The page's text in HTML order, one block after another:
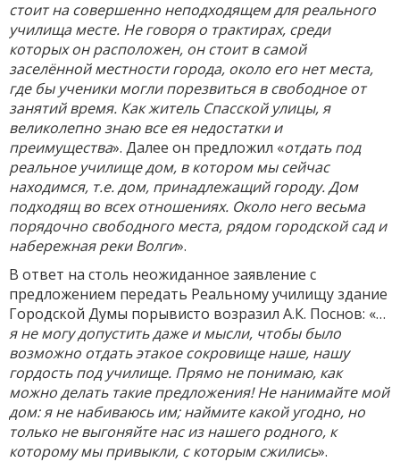
стоит на совершенно неподходящем для реального
училища месте. Не говоря о трактирах, среди
которых он расположен, он стоит в самой
заселённой местности города, около его нет места,
где бы ученики могли порезвиться в свободное от
занятий время. Как житель Спасской улицы, я
великолепно знаю все ея недостатки и
преимущества». Далее он предложил «отдать под
реальное училище дом, в котором мы сейчас
находимся, т.е. дом, принадлежащий городу. Дом
подходящ во всех отношениях. Около него весьма
порядочно свободного места, рядом городской сад и
набережная реки Волги».
В ответ на столь неожиданное заявление с
предложением передать Реальному училищу здание
Городской Думы порывисто возразил А.К. Поснов: «…
я не могу допустить даже и мысли, чтобы было
возможно отдать этакое сокровище наше, нашу
гордость под училище. Прямо не понимаю, как
можно делать такие предложения! Не нанимайте мой
дом: я не набиваюсь им; наймите какой угодно, но
только не выгоняйте нас из нашего родного, к
которому мы привыкли, с которым сжились».